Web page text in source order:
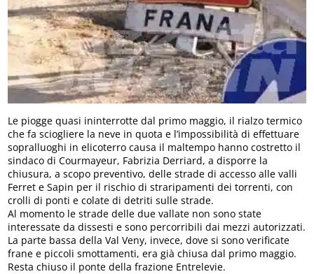
Le piogge quasi ininterrotte dal primo maggio, il rialzo termico
che fa sciogliere la neve in quota e l’impossibilità di effettuare
sopralluoghi in elicoterro causa il maltempo hanno costretto il
sindaco di Courmayeur, Fabrizia Derriard, a disporre la
chiusura, a scopo preventivo, delle strade di accesso alle valli
Ferret e Sapin per il rischio di straripamenti dei torrenti, con
crolli di ponti e colate di detriti sulle strade.
Al momento le strade delle due vallate non sono state
interessate da dissesti e sono percorribili dai mezzi autorizzati.
La parte bassa della Val Veny, invece, dove si sono verificate
frane e piccoli smottamenti, era già chiusa dal primo maggio.
Resta chiuso il ponte della frazione Entrelevie.